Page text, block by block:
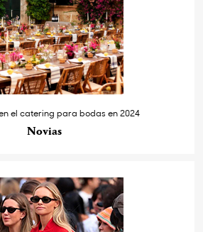
el catering para bodas en 2024
Novias